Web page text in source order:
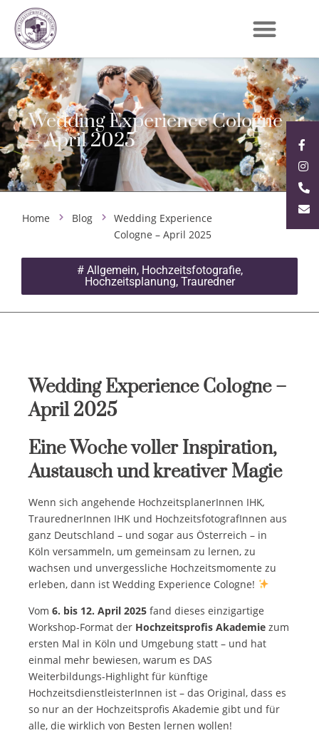
Wedding Experience Cologne
– April 2025
Home Blog
Wedding Experience
Cologne – April 2025
# Allgemein, Hochzeitsfotografie,
Hochzeitsplanung, Trauredner
Wedding Experience Cologne –
April 2025
Eine Woche voller Inspiration,
Austausch und kreativer Magie
Wenn sich angehende HochzeitsplanerInnen IHK,
TraurednerInnen IHK und HochzeitsfotografInnen aus
ganz Deutschland – und sogar aus Österreich – in
Köln versammeln, um gemeinsam zu lernen, zu
wachsen und unvergessliche Hochzeitsmomente zu
erleben, dann ist Wedding Experience Cologne!
Vom 6. bis 12. April 2025 fand dieses einzigartige
Workshop-Format der Hochzeitsprofis Akademie zum
ersten Mal in Köln und Umgebung statt – und hat
einmal mehr bewiesen, warum es DAS
Weiterbildungs-Highlight für künftige
HochzeitsdienstleisterInnen ist – das Original, dass es
so nur an der Hochzeitsprofis Akademie gibt und für
alle, die wirklich von Besten lernen wollen!